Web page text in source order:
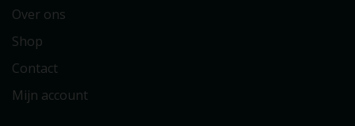
Over ons
Shop
Contact
Mijn account